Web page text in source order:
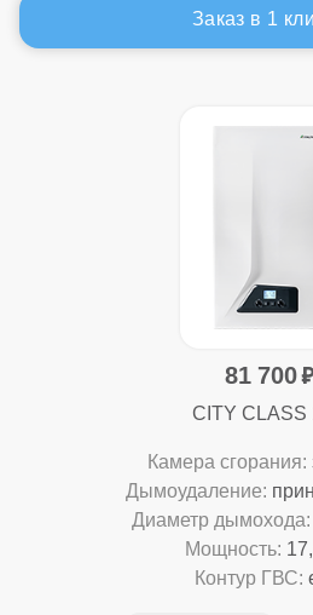
Заказ в 1
81 700
CITY CLASS
Камера сгорания:
Дымоудаление:
Диаметр дымохода:
Мощность:
Контур ГВС: